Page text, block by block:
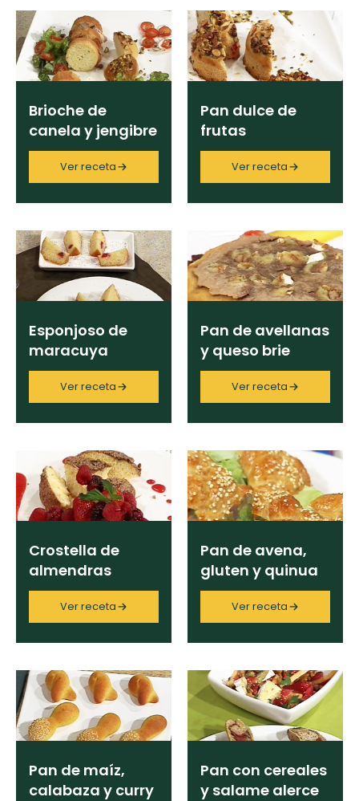
Limpiar
Brioche de
canela y jengibre
Ver receta
Pan dulce de
frutas
Ver receta
Esponjoso de
maracuya
Ver receta
Pan de avellanas
y queso brie
Ver receta
Crostella de
almendras
Ver receta
Pan de avena,
gluten y quinua
Ver receta
Pan de maíz,
calabaza y curry
Pan con cereales
y salame alerce